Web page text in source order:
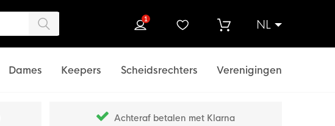
NL
1
Dames Keepers Scheidsrechters Verenigingen
Achteraf betalen met Klarna